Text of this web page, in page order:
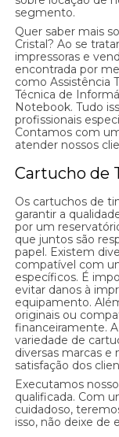
segmento.
Quer saber mais
Cristal? Ao se
impressoras e
encontrada por
como Assistência
Técnica de
Notebook. Tudo
profissionais
Contamos com
atender nossos
Cartucho de
Os cartuchos de
garantir a
por um
que juntos são
papel. Existem
compatível com
específicos. É
evitar danos à
equipamento.
originais ou
financeiramente.
variedade de
diversas marcas e
satisfação dos
Executamos
qualificada. Com
cuidadoso,
isso, não deixe de